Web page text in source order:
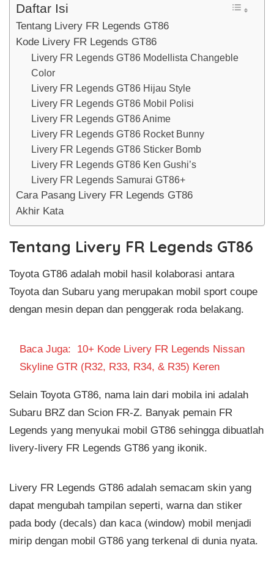
Daftar Isi
Tentang Livery FR Legends GT86
Kode Livery FR Legends GT86
Livery FR Legends GT86 Modellista Changeble
Color
Livery FR Legends GT86 Hijau Style
Livery FR Legends GT86 Mobil Polisi
Livery FR Legends GT86 Anime
Livery FR Legends GT86 Rocket Bunny
Livery FR Legends GT86 Sticker Bomb
Livery FR Legends GT86 Ken Gushi’s
Livery FR Legends Samurai GT86+
Cara Pasang Livery FR Legends GT86
Akhir Kata
Tentang Livery FR Legends GT86
Toyota GT86 adalah mobil hasil kolaborasi antara
Toyota dan Subaru yang merupakan mobil sport coupe
dengan mesin depan dan penggerak roda belakang.
Baca Juga: 10+ Kode Livery FR Legends Nissan
Skyline GTR (R32, R33, R34, & R35) Keren
Selain Toyota GT86, nama lain dari mobila ini adalah
Subaru BRZ dan Scion FR-Z. Banyak pemain FR
Legends yang menyukai mobil GT86 sehingga dibuatlah
livery-livery FR Legends GT86 yang ikonik.
Livery FR Legends GT86 adalah semacam skin yang
dapat mengubah tampilan seperti, warna dan stiker
pada body (decals) dan kaca (window) mobil menjadi
mirip dengan mobil GT86 yang terkenal di dunia nyata.